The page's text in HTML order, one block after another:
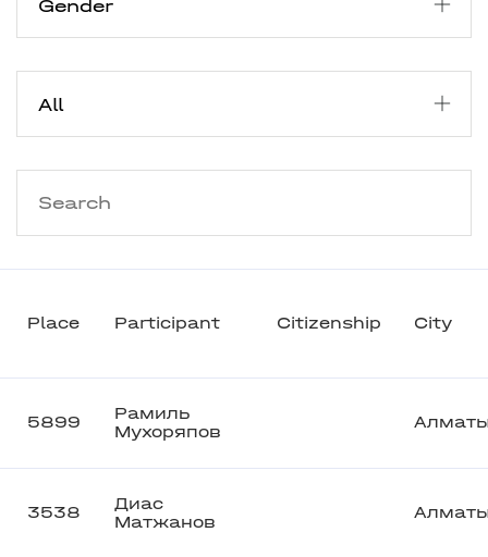
Place Participant Citizenship City
5899
Рамиль
Мухоряпов
3538
Диас
Матжанов